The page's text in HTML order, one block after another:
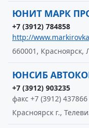
ЮНИТ МАРК
+7 (3912) 784858
http://
660001, Красноярск,
ЮНСИБ
+7 (3912) 903235
факс +7 (3912) 437866
Красноярск г.,